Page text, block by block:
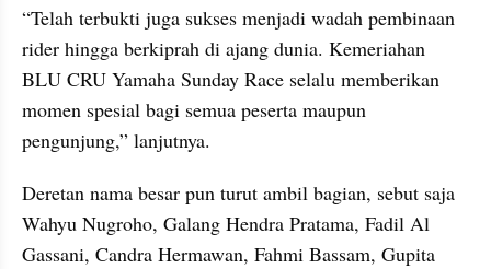
“Telah terbukti juga sukses menjadi wadah pembinaan
rider hingga berkiprah di ajang dunia. Kemeriahan
BLU CRU Yamaha Sunday Race selalu memberikan
momen spesial bagi semua peserta maupun
pengunjung,” lanjutnya.
Deretan nama besar pun turut ambil bagian, sebut saja
Wahyu Nugroho, Galang Hendra Pratama, Fadil Al
Gassani, Candra Hermawan, Fahmi Bassam, Gupita